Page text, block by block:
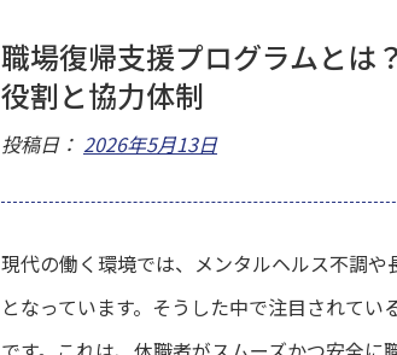
職場復帰支援プログラムとは
役割と協力体制
投稿日： 2026年5月13日
現代の働く環境では、メンタルヘルス不調
となっています。そうした中で注目されてい